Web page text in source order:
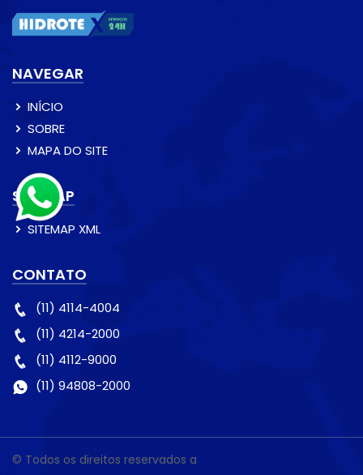
NAVEGAR
INÍCIO
SOBRE
MAPA DO SITE
SITEMAP
SITEMAP XML
CONTATO
(11) 4114-4004
(11) 4214-2000
(11) 4112-9000
(11) 94808-2000
© Todos os direitos reservados a